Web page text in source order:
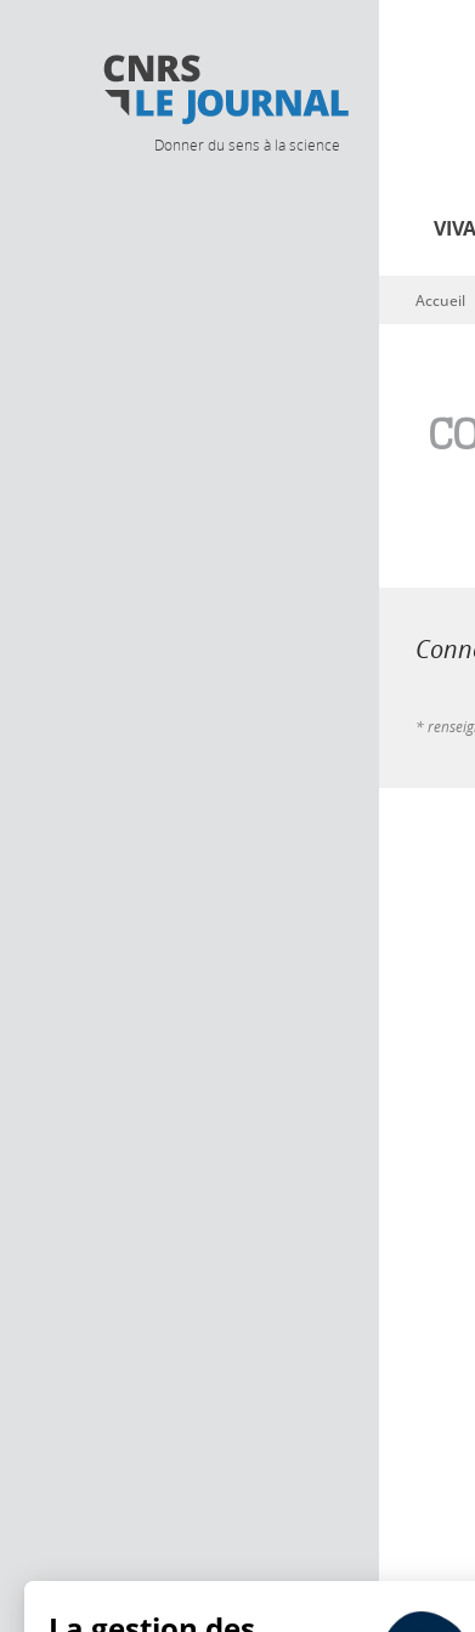
Donner du sens à la science
Vous êtes
Accueil
*